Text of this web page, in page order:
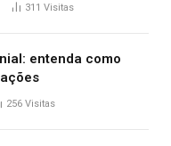
311 Visitas
entenda como
256 Visitas